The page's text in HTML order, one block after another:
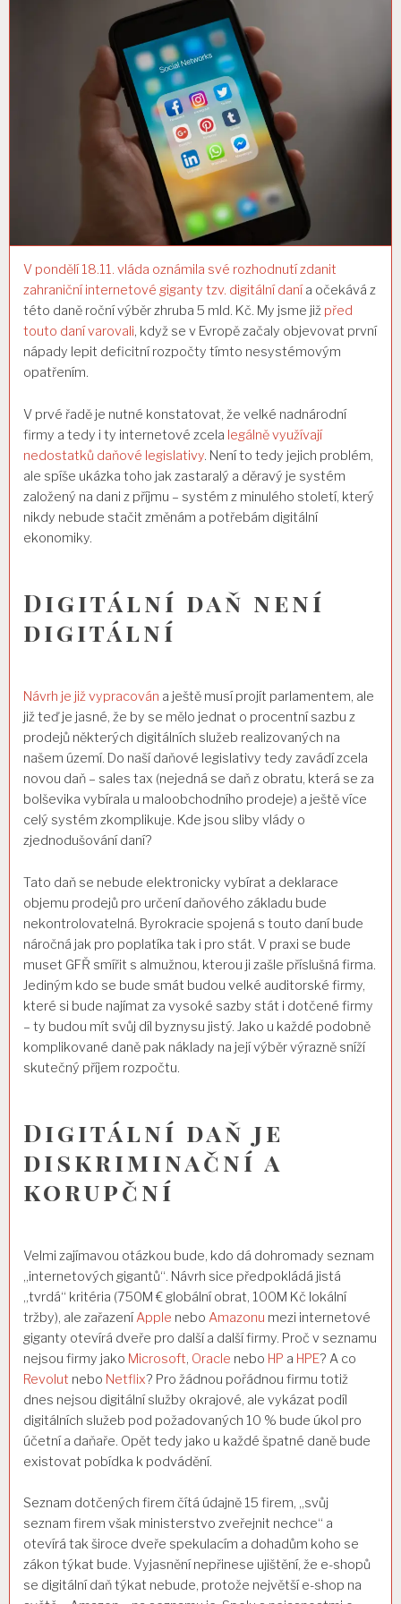
V pondělí 18.11. vláda oznámila své rozhodnutí zdanit
zahraniční internetové giganty tzv. digitální danía očekává z
této daně roční výběr zhruba 5 mld. Kč. My jsme již před
touto daní varovali, když se v Evropě začaly objevovat první
nápady lepit deficitní rozpočty tímto nesystémovým
opatřením.
V prvé řadě je nutné konstatovat, že velké nadnárodní
firmy a tedy i ty internetové zcela legálně využívají
nedostatků daňové legislativy. Není to tedy jejich problém,
ale spíše ukázka toho jak zastaralý a děravý je systém
založený na dani z příjmu – systém z minulého století, který
nikdy nebude stačit změnám a potřebám digitální
ekonomiky.
Digitální daň není
digitální
Návrh je jižvypracován a ještě musí projít parlamentem, ale
již teď je jasné, že by se mělo jednat o procentní sazbu z
prodejů některých digitálních služeb realizovaných na
našem území. Do naší daňové legislativy tedy zavádí zcela
novou daň – sales tax (nejedná se daň z obratu, která se za
bolševika vybírala u maloobchodního prodeje) a ještě více
celý systém zkomplikuje. Kde jsou sliby vlády o
zjednodušování daní?
Tato daň se nebude elektronicky vybírat a deklarace
objemu prodejů pro určení daňového základu bude
nekontrolovatelná. Byrokracie spojená s touto daní bude
náročná jak pro poplatíka tak i pro stát. V praxi se bude
muset GFŘ smířit s almužnou, kterou ji zašle příslušná firma.
Jediným kdo se bude smát budou velké auditorské firmy,
které si bude najímat za vysoké sazby stát i dotčené firmy
– ty budou mít svůj díl byznysu jistý. Jako u každé podobně
komplikované daně pak náklady na její výběr výrazně sníží
skutečný příjem rozpočtu.
Digitální daň je
diskriminační a
korupční
Velmi zajímavou otázkou bude, kdo dá dohromady seznam
„internetových gigantů“. Návrh sice předpokládá jistá
„tvrdá“ kritéria (750M € globální obrat, 100M Kč lokální
tržby), ale zařazeníApple nebo Amazonu mezi internetové
giganty otevírá dveře pro další a další firmy. Proč v seznamu
nejsou firmy jako Microsoft, Oracle nebo HP a HPE? A co
Revolut nebo Netflix? Pro žádnou pořádnou firmu totiž
dnes nejsou digitální služby okrajové, ale vykázat podíl
digitálních služeb pod požadovaných 10 % bude úkol pro
účetní a daňaře. Opět tedy jako u každé špatné daně bude
existovat pobídka k podvádění.
Seznam dotčených firem čítá údajně 15 firem, „svůj
seznam firem však ministerstvo zveřejnit nechce“ a
otevírá tak široce dveře spekulacím a dohadům koho se
zákon týkat bude. Vyjasnění nepřinese ujištění, že e-shopů
se digitální daň týkat nebude, protože největší e-shop na